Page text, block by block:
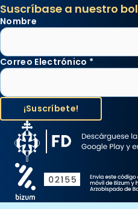
Suscríbase a nuestro
Nombre
Correo Electrónico *